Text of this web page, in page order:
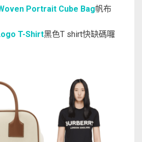
Portrait Cube Bag帆布
T-Shirt黑色T shirt快缺碼囉